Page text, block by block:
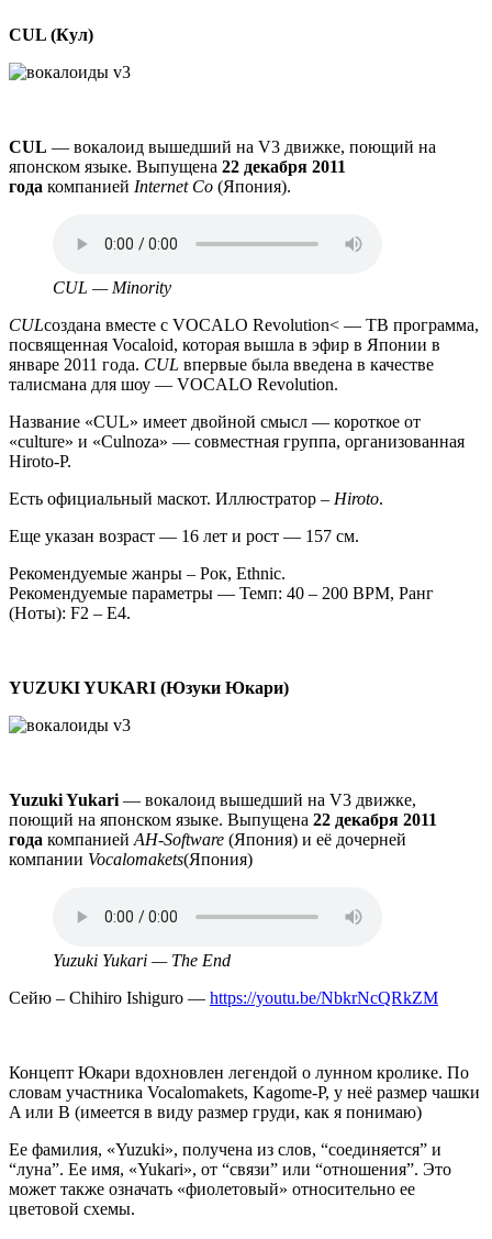
CUL (Кул)
CUL — вокалоид вышедший на V3 движке, поющий на
японском языке. Выпущена 22 декабря 2011
года компанией Internet Co (Япония).
файл
CUL — Minority
CULсоздана вместе с VOCALO Revolution< — ТВ программа,
посвященная Vocaloid, которая вышла в эфир в Японии в
январе 2011 года. CUL впервые была введена в качестве
талисмана для шоу — VOCALO Revolution.
Название «CUL» имеет двойной смысл — короткое от
«culture» и «Culnoza» — совместная группа, организованная
Hiroto-P.
Есть официальный маскот. Иллюстратор – Hiroto.
Еще указан возраст — 16 лет и рост — 157 см.
Рекомендуемые жанры – Рок, Ethnic.
Рекомендуемые параметры — Темп: 40 – 200 BPM, Ранг
(Ноты): F2 – E4.
YUZUKI YUKARI (Юзуки Юкари)
Yuzuki Yukari— вокалоид вышедший на V3 движке,
поющий на японском языке. Выпущена 22 декабря 2011
года компаниейAH-Software (Япония) и её дочерней
компании Vocalomakets(Япония)
файл
Yuzuki Yukari — The End
Сейю – Chihiro Ishiguro — https://youtu.be/NbkrNcQRkZM
Концепт Юкари вдохновлен легендой о лунном кролике. По
словам участника Vocalomakets, Kagome-P, у неё размер чашки
A или B (имеется в виду размер груди, как я понимаю)
Ее фамилия, «Yuzuki», получена из слов, “соединяется” и
“луна”. Ее имя, «Yukari», от “связи” или “отношения”. Это
может также означать «фиолетовый» относительно ее
цветовой схемы.